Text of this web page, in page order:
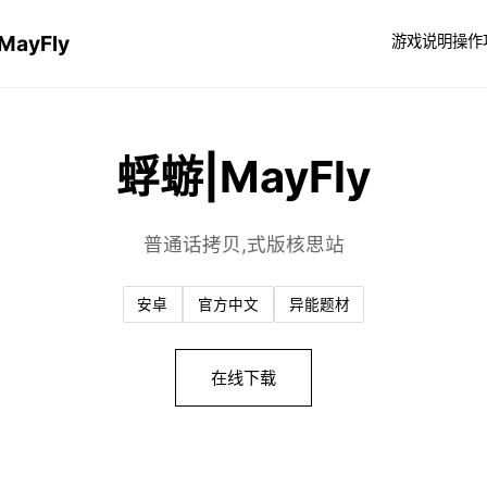
游戏说明操作
蜉蝣|MayFly
普通话拷贝,式版核思站
安卓 官方中文 异能题材
在线下载